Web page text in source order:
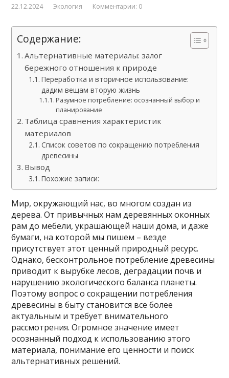
22.12.2024 Экология Комментарии: 0
Содержание:
Альтернативные материалы: залог
бережного отношения к природе
Переработка и вторичное использование:
дадим вещам вторую жизнь
Разумное потребление: осознанный выбор и
планирование
Таблица сравнения характеристик
материалов
Список советов по сокращению потребления
древесины
Вывод
Похожие записи:
Мир, окружающий нас, во многом создан из
дерева. От привычных нам деревянных оконных
рам до мебели, украшающей наши дома, и даже
бумаги, на которой мы пишем – везде
присутствует этот ценный природный ресурс.
Однако, бесконтрольное потребление древесины
приводит к вырубке лесов, деградации почв и
нарушению экологического баланса планеты.
Поэтому вопрос о сокращении потребления
древесины в быту становится все более
актуальным и требует внимательного
рассмотрения. Огромное значение имеет
осознанный подход к использованию этого
материала, понимание его ценности и поиск
альтернативных решений.